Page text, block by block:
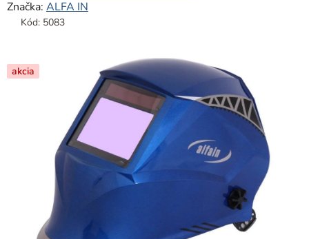
produktu
z
5
Značka: ALFA IN
Kód: 5083
akcia